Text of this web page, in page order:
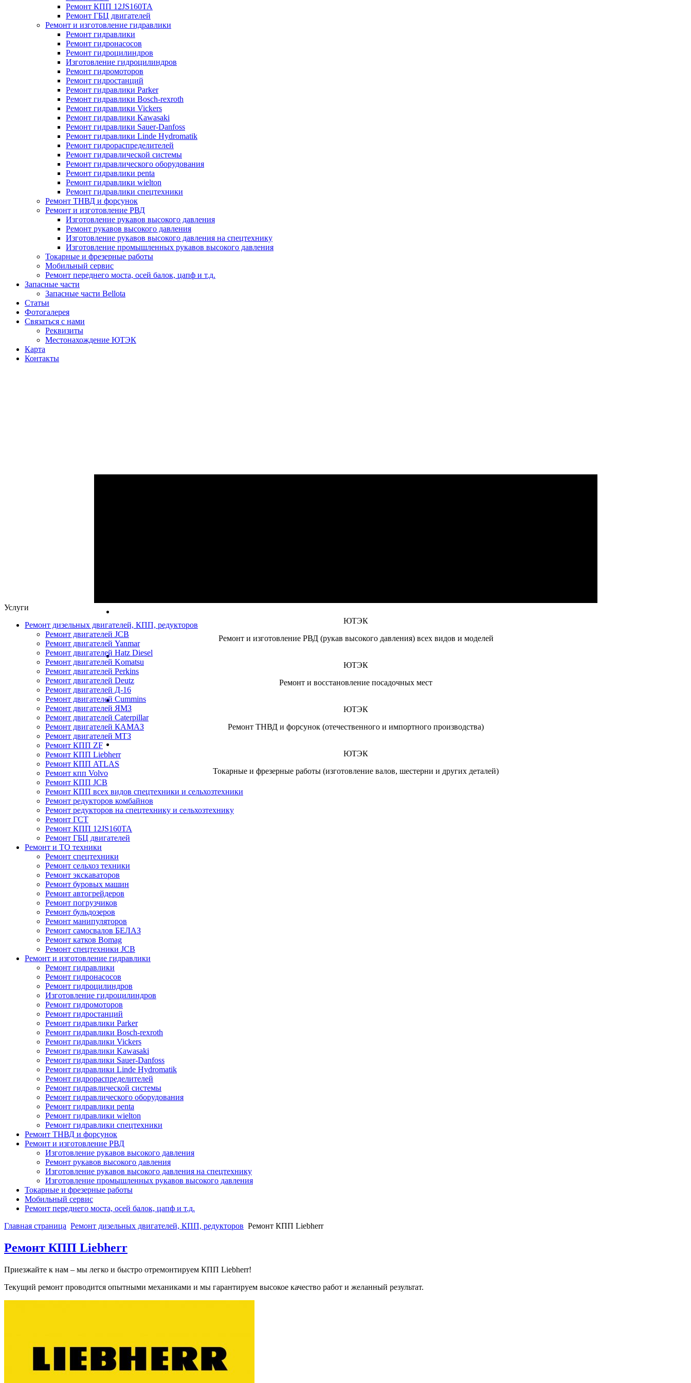
Ремонт КПП 12JS160TA
Ремонт ГБЦ двигателей
Ремонт и изготовление гидравлики
Ремонт гидравлики
Ремонт гидронасосов
Ремонт гидроцилиндров
Изготовление гидроцилиндров
Ремонт гидромоторов
Ремонт гидростанций
Ремонт гидравлики Parker
Ремонт гидравлики Bosch-rexroth
Ремонт гидравлики Vickers
Ремонт гидравлики Kawasaki
Ремонт гидравлики Sauer-Danfoss
Ремонт гидравлики Linde Hydromatik
Ремонт гидрораспределителей
Ремонт гидравлической системы
Ремонт гидравлического оборудования
Ремонт гидравлики penta
Ремонт гидравлики wielton
Ремонт гидравлики спецтехники
Ремонт ТНВД и форсунок
Ремонт и изготовление РВД
Изготовление рукавов высокого давления
Ремонт рукавов высокого давления
Изготовление рукавов высокого давления на спецтехнику
Изготовление промышленных рукавов высокого давления
Токарные и фрезерные работы
Мобильный сервис
Ремонт переднего моста, осей балок, цапф и т.д.
Запасные части
Запасные части Bellota
Статьи
Фотогалерея
Связаться с нами
Реквизиты
Местонахождение ЮТЭК
Карта
Контакты
ЮТЭК
Ремонт и изготовление РВД (рукав высокого давления) всех видов и моделей
ЮТЭК
Ремонт и восстановление посадочных мест
ЮТЭК
Ремонт ТНВД и форсунок (отечественного и импортного производства)
ЮТЭК
Токарные и фрезерные работы (изготовление валов, шестерни и других деталей)
Услуги
Ремонт дизельных двигателей, КПП, редукторов
Ремонт двигателей JCB
Ремонт двигателей Yanmar
Ремонт двигателей Hatz Diesel
Ремонт двигателей Komatsu
Ремонт двигателей Perkins
Ремонт двигателей Deutz
Ремонт двигателей Д-16
Ремонт двигателей Cummins
Ремонт двигателей ЯМЗ
Ремонт двигателей Caterpillar
Ремонт двигателей КАМАЗ
Ремонт двигателей МТЗ
Ремонт КПП ZF
Ремонт КПП Liebherr
Ремонт КПП ATLAS
Ремонт кпп Volvo
Ремонт КПП JСB
Ремонт КПП всех видов спецтехники и сельхозтехники
Ремонт редукторов комбайнов
Ремонт редукторов на спецтехнику и сельхозтехнику
Ремонт ГСТ
Ремонт КПП 12JS160TA
Ремонт ГБЦ двигателей
Ремонт и ТО техники
Ремонт спецтехники
Ремонт сельхоз техники
Ремонт экскаваторов
Ремонт буровых машин
Ремонт автогрейдеров
Ремонт погрузчиков
Ремонт бульдозеров
Ремонт манипуляторов
Ремонт самосвалов БЕЛАЗ
Ремонт катков Bomag
Ремонт спецтехники JCB
Ремонт и изготовление гидравлики
Ремонт гидравлики
Ремонт гидронасосов
Ремонт гидроцилиндров
Изготовление гидроцилиндров
Ремонт гидромоторов
Ремонт гидростанций
Ремонт гидравлики Parker
Ремонт гидравлики Bosch-rexroth
Ремонт гидравлики Vickers
Ремонт гидравлики Kawasaki
Ремонт гидравлики Sauer-Danfoss
Ремонт гидравлики Linde Hydromatik
Ремонт гидрораспределителей
Ремонт гидравлической системы
Ремонт гидравлического оборудования
Ремонт гидравлики penta
Ремонт гидравлики wielton
Ремонт гидравлики спецтехники
Ремонт ТНВД и форсунок
Ремонт и изготовление РВД
Изготовление рукавов высокого давления
Ремонт рукавов высокого давления
Изготовление рукавов высокого давления на спецтехнику
Изготовление промышленных рукавов высокого давления
Токарные и фрезерные работы
Мобильный сервис
Ремонт переднего моста, осей балок, цапф и т.д.
Главная страница Ремонт дизельных двигателей, КПП, редукторов Ремонт КПП Liebherr
Ремонт КПП Liebherr
Приезжайте к нам – мы легко и быстро отремонтируем КПП Liebherr!
Текущий ремонт проводится опытными механиками и мы гарантируем высокое качество работ и желанный результат.